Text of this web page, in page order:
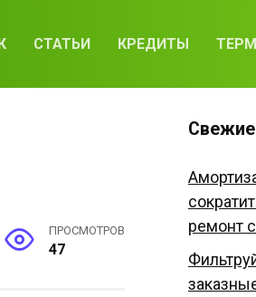
СТАТЬИ КРЕДИТЫ
ПРОСМОТРОВ
47
Свежие
ремонт